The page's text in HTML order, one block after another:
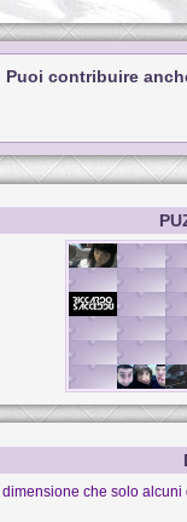
Puoi contribuire
che solo